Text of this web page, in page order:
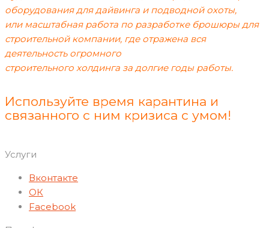
оборудования для дайвинга и подводной охоты,
или масштабная работа по разработке брошюры для
строительной компании, где отражена вся
деятельность огромного
строительного холдинга за долгие годы работы.
Используйте время карантина и
связанного с ним кризиса с умом!
Услуги
Вконтакте
ОК
Facebook